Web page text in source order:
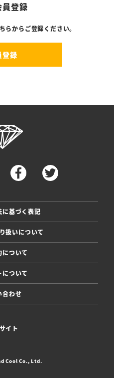
登録
らからご登録ください。
登録
に基づく表記
扱いについて
について
について
合わせ
イト
Cool Co., Ltd.